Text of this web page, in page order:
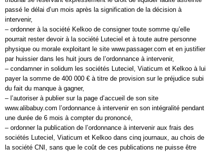
passé le délai d’un mois après la signification de la décision à
intervenir,
– ordonner à la société Kelkoo de consigner toute somme qu’elle
pourrait rester devoir à la société Luteciel et à toute autre personne
physique ou morale exploitant le site www.passager.com et en justifier
par huissier dans les huit jours de l’ordonnance à intervenir,
– condamner in solidum les sociétés Luteciel, Viaticum et Kelkoo à lui
payer la somme de 400 000 € à titre de provision sur le préjudice subi
du fait du manque à gagner,
– l’autoriser à publier sur la page d’accueil de son site
www.alibabuy.com l’ordonnance à intervenir en son intégralité pendant
une durée de 6 mois à compter du prononcé,
– ordonner la publication de l’ordonnance à intervenir aux frais des
sociétés Luteciel, Viaticum et Kelkoo dans cinq journaux, au chois de
la société CNI, sans que le coût de ces publications ne puisse être